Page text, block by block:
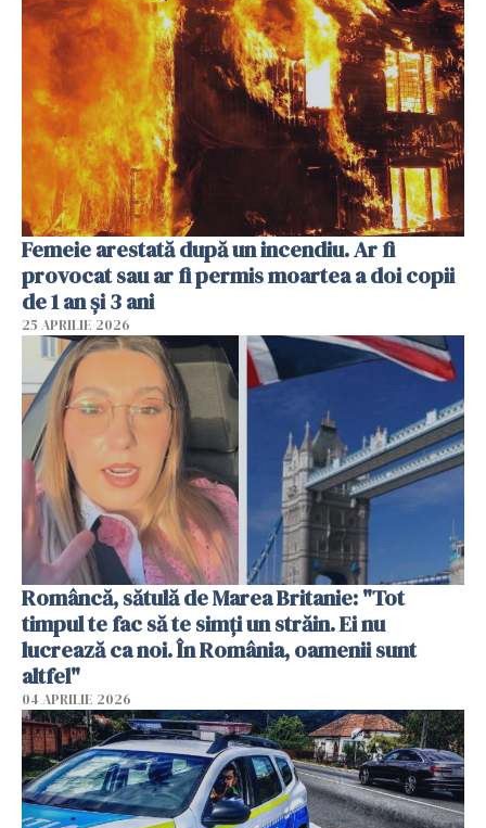
Femeie arestată după un incendiu. Ar fi
provocat sau ar fi permis moartea a doi copii
de 1 an și 3 ani
25 APRILIE 2026
Româncă, sătulă de Marea Britanie: "Tot
timpul te fac să te simți un străin. Ei nu
lucrează ca noi. În România, oamenii sunt
altfel"
04 APRILIE 2026